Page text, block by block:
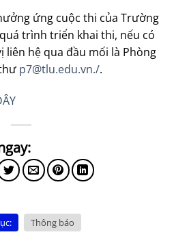
ứng cuộc thi của Trường
trình triển khai thi, nếu có
liên hệ qua đầu mối là Phòng
p7@tlu.edu.vn./.
Thông báo